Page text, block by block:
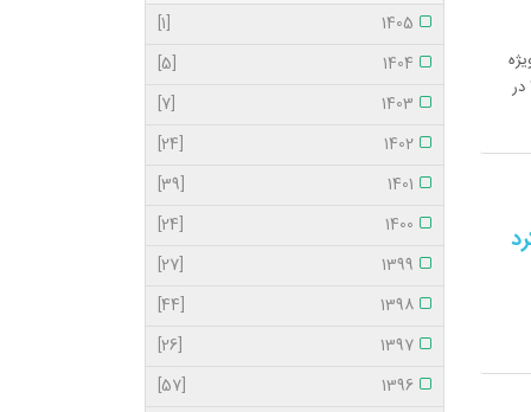
انبارداران هتل ثابت عمره 94 این استان با حضور تعداد 28 نفر از ثبت نام شدگان عصر جمعه مورخه 4/7/93 در
1405
[1]
1404
[5]
1403
[7]
1402
[24]
1401
[39]
1400
[24]
1399
[27]
1398
[44]
1397
[26]
1396
[57]